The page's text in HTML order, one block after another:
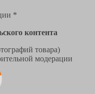
*
контента
товара)
модерации